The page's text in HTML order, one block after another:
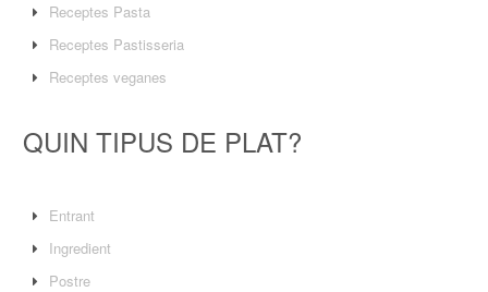
Receptes Pasta
Receptes Pastisseria
Receptes veganes
QUIN TIPUS DE PLAT?
Entrant
Ingredient
Postre